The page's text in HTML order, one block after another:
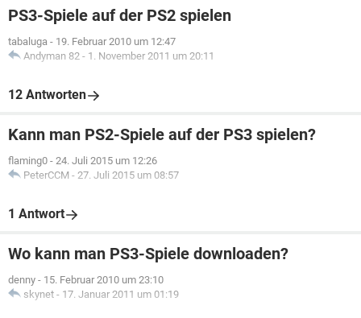
PS3-Spiele auf der PS2 spielen
tabaluga - 19. Februar 2010 um 12:47
Andyman 82 - 1. November 2011 um 20:11
12 Antworten
Kann man PS2-Spiele auf der PS3 spielen?
flaming0 - 24. Juli 2015 um 12:26
PeterCCM - 27. Juli 2015 um 08:57
1 Antwort
Wo kann man PS3-Spiele downloaden?
denny - 15. Februar 2010 um 23:10
skynet - 17. Januar 2011 um 01:19